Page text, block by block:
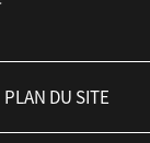
PLAN DU SITE